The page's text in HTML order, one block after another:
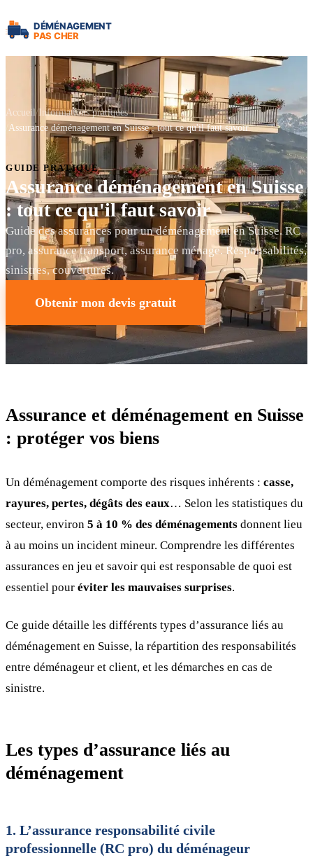
Accueil Informations pratiques
Assurance déménagement en Suisse : tout ce qu'il faut savoir
GUIDE PRATIQUE
Assurance déménagement en Suisse
: tout ce qu'il faut savoir
Guide des assurances pour un déménagement en Suisse. RC
pro, assurance transport, assurance ménage. Responsabilités,
sinistres, couvertures.
Obtenir mon devis gratuit
Assurance et déménagement en Suisse
: protéger vos biens
Un déménagement comporte des risques inhérents : casse,
rayures, pertes, dégâts des eaux… Selon les statistiques du
secteur, environ 5 à 10 % des déménagements donnent lieu
à au moins un incident mineur. Comprendre les différentes
assurances en jeu et savoir qui est responsable de quoi est
essentiel pour éviter les mauvaises surprises.
Ce guide détaille les différents types d’assurance liés au
déménagement en Suisse, la répartition des responsabilités
entre déménageur et client, et les démarches en cas de
sinistre.
Les types d’assurance liés au
déménagement
1. L’assurance responsabilité civile
professionnelle (RC pro) du déménageur